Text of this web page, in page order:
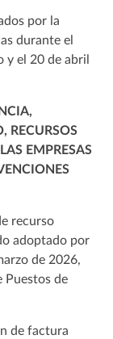
por la
durante el
y el 20 de abril
RECURSOS
EMPRESAS
recurso
adoptado por
de 2026,
Puestos de
de factura